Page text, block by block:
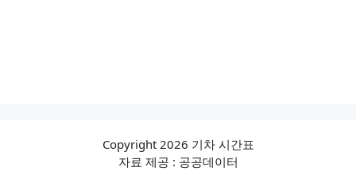
Copyright 2026 기차 시간표
자료 제공 : 공공데이터